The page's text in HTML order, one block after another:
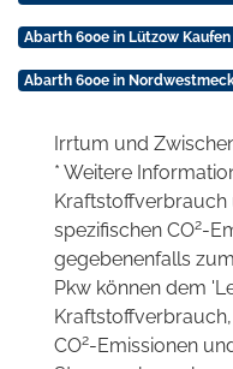
Abarth 600e in Lützow
Abarth 600e in
Irrtum und
* Weitere
Kraftstoffverbrauch
spezifischen CO2-
gegebenenfalls
Pkw können dem
CO2-Emissionen